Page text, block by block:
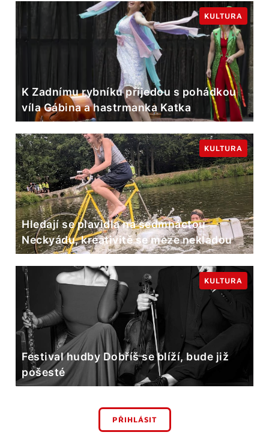
K Zadnímu rybníku přijedou s pohádkou
víla Gábina a hastrmanka Katka
KULTURA
Hledají se plavidla na sedmnáctou
Neckyádu, kreativitě se meze nekladou
KULTURA
Festival hudby Dobříš se blíží, bude již
pošesté
KULTURA
PŘIHLÁSIT